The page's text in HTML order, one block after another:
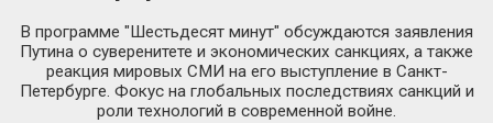
В программе "Шестьдесят минут" обсуждаются заявления
Путина о суверенитете и экономических санкциях, а также
реакция мировых СМИ на его выступление в Санкт-
Петербурге. Фокус на глобальных последствиях санкций и
роли технологий в современной войне.